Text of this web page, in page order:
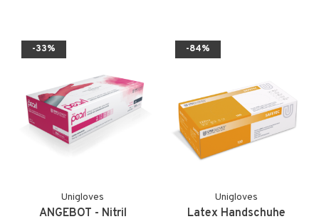
-33%
Unigloves
ANGEBOT - Nitril
-84%
Unigloves
Latex Handschuhe